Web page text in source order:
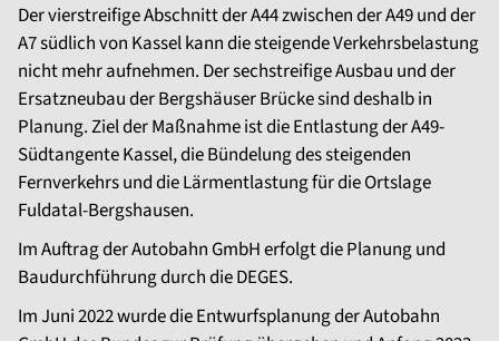
Der vierstreifige Abschnitt der A44 zwischen der A49 und der
A7 südlich von Kassel kann die steigende Verkehrsbelastung
nicht mehr aufnehmen. Der sechstreifige Ausbau und der
Ersatzneubau der Bergshäuser Brücke sind deshalb in
Planung. Ziel der Maßnahme ist die Entlastung der A49-
Südtangente Kassel, die Bündelung des steigenden
Fernverkehrs und die Lärmentlastung für die Ortslage
Fuldatal-Bergshausen.
Im Auftrag der Autobahn GmbH erfolgt die Planung und
Baudurchführung durch die DEGES.
Im Juni 2022 wurde die Entwurfsplanung der Autobahn